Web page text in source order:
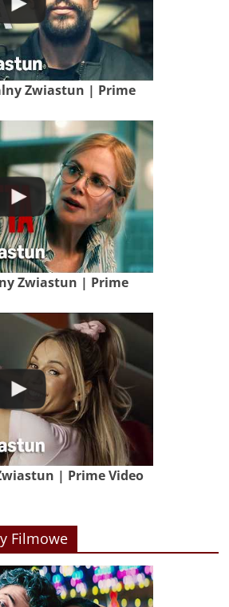
Zwiastun | Prime
Zwiastun | Prime
| Prime Video
Filmowe